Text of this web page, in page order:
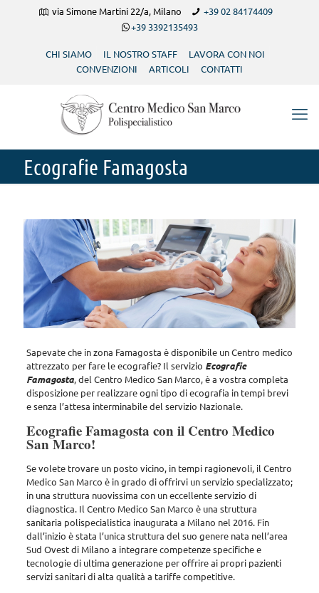
via Simone Martini 22/a, Milano
+39 02 84174409
+39 3392135493
CHI SIAMO IL NOSTRO STAFF
LAVORA CON NOI
CONVENZIONI
ARTICOLI CONTATTI
Ecografie Famagosta
Sapevate che in zona Famagosta è disponibile un Centro medico
attrezzato per fare le ecografie? Il servizio Ecografie
Famagosta, del Centro Medico San Marco, è a vostra completa
disposizione per realizzare ogni tipo di ecografia in tempi brevi
e senza l’attesa interminabile del servizio Nazionale.
Ecografie Famagosta con il Centro Medico
San Marco!
Se volete trovare un posto vicino, in tempi ragionevoli, il Centro
Medico San Marco è in grado di offrirvi un servizio specializzato;
in una struttura nuovissima con un eccellente servizio di
diagnostica. Il Centro Medico San Marco è una struttura
sanitaria polispecialistica inaugurata a Milano nel 2016. Fin
dall’inizio è stata l’unica struttura del suo genere nata nell’area
Sud Ovest di Milano a integrare competenze specifiche e
tecnologie di ultima generazione per offrire ai propri pazienti
servizi sanitari di alta qualità a tariffe competitive.